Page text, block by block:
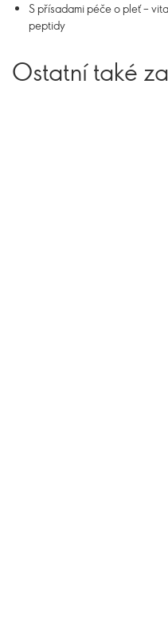
S přísadami péče o pleť –
peptidy
Ostatní také